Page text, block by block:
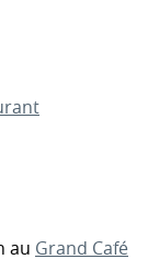
au Grand Café